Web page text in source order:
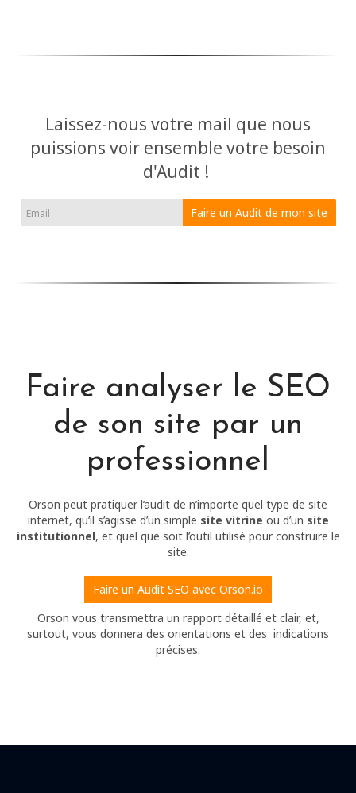
Laissez-nous votre mail que nous
puissions voir ensemble votre besoin
d'Audit !
Faire un Audit de mon site
Faire analyser le SEO
de son site par un
professionnel
Orson peut pratiquer l’audit de n’importe quel type de site
internet, qu’il s’agisse d’un simple site vitrine ou d’un site
institutionnel, et quel que soit l’outil utilisé pour construire le
site.
Faire un Audit SEO avec Orson.io
Orson vous transmettra un rapport détaillé et clair, et,
surtout, vous donnera des orientations et des indications
précises.